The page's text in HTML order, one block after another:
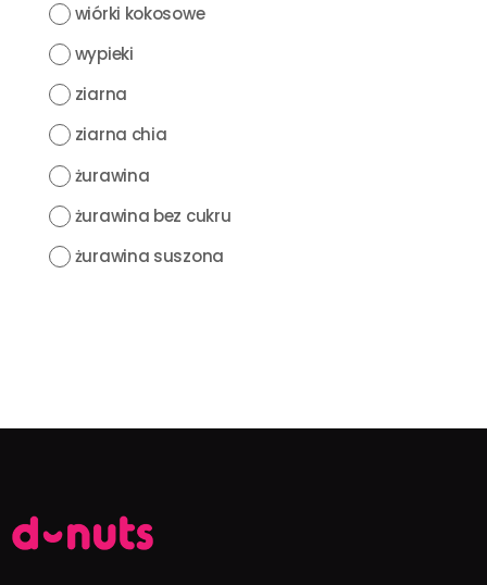
wiórki kokosowe
wypieki
ziarna
ziarna chia
żurawina
żurawina bez cukru
żurawina suszona